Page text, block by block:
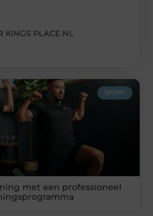
KINGS PLACE.NL
SPORT
met een professioneel